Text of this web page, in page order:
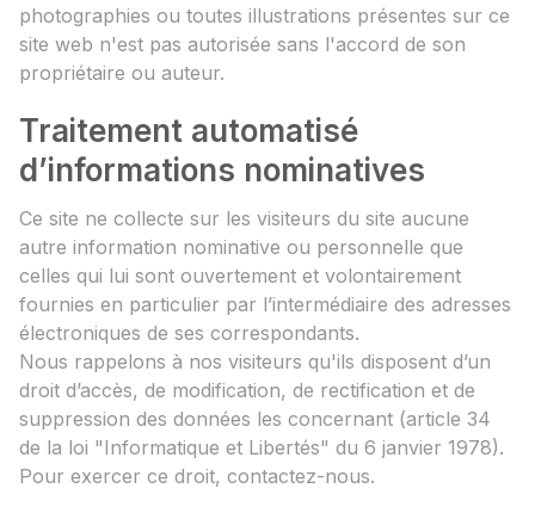
photographies ou toutes illustrations présentes sur ce
site web n'est pas autorisée sans l'accord de son
propriétaire ou auteur.
Traitement automatisé
d’informations nominatives
Ce site ne collecte sur les visiteurs du site aucune
autre information nominative ou personnelle que
celles qui lui sont ouvertement et volontairement
fournies en particulier par l’intermédiaire des adresses
électroniques de ses correspondants.
Nous rappelons à nos visiteurs qu'ils disposent d’un
droit d’accès, de modification, de rectification et de
suppression des données les concernant (article 34
de la loi "Informatique et Libertés" du 6 janvier 1978).
Pour exercer ce droit, contactez-nous.